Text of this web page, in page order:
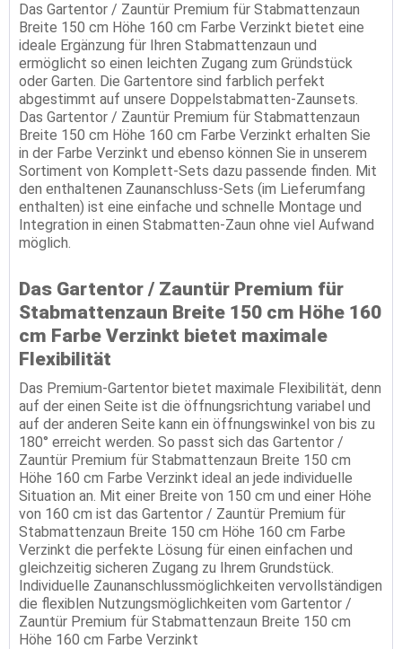
Das Gartentor / Zauntür Premium für Stabmattenzaun
Breite 150 cm Höhe 160 cm Farbe Verzinkt bietet eine
ideale Ergänzung für Ihren Stabmattenzaun und
ermöglicht so einen leichten Zugang zum Gründstück
oder Garten. Die Gartentore sind farblich perfekt
abgestimmt auf unsere Doppelstabmatten-Zaunsets.
Das Gartentor / Zauntür Premium für Stabmattenzaun
Breite 150 cm Höhe 160 cm Farbe Verzinkt erhalten Sie
in der Farbe Verzinkt und ebenso können Sie in unserem
Sortiment von Komplett-Sets dazu passende finden. Mit
den enthaltenen Zaunanschluss-Sets (im Lieferumfang
enthalten) ist eine einfache und schnelle Montage und
Integration in einen Stabmatten-Zaun ohne viel Aufwand
möglich.
Das Gartentor / Zauntür Premium für
Stabmattenzaun Breite 150 cm Höhe 160
cm Farbe Verzinkt bietet maximale
Flexibilität
Das Premium-Gartentor bietet maximale Flexibilität, denn
auf der einen Seite ist die öffnungsrichtung variabel und
auf der anderen Seite kann ein öffnungswinkel von bis zu
180° erreicht werden. So passt sich das Gartentor /
Zauntür Premium für Stabmattenzaun Breite 150 cm
Höhe 160 cm Farbe Verzinkt ideal an jede individuelle
Situation an. Mit einer Breite von 150 cm und einer Höhe
von 160 cm ist das Gartentor / Zauntür Premium für
Stabmattenzaun Breite 150 cm Höhe 160 cm Farbe
Verzinkt die perfekte Lösung für einen einfachen und
gleichzeitig sicheren Zugang zu Ihrem Grundstück.
Individuelle Zaunanschlussmöglichkeiten vervollständigen
die flexiblen Nutzungsmöglichkeiten vom Gartentor /
Zauntür Premium für Stabmattenzaun Breite 150 cm
Höhe 160 cm Farbe Verzinkt